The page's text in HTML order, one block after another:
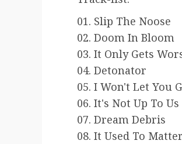
01. Slip The Noose
02. Doom In Bloom
03. It Only Gets
04. Detonator
05. I Won't Let You
06. It's Not Up To Us
07. Dream Debris
08. It Used To Matter